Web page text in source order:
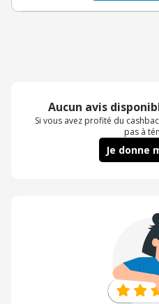
Aucun avis
Si vous avez profité du
pas à
Je donne